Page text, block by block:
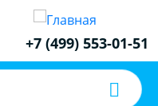
+7 (499) 553-01-51